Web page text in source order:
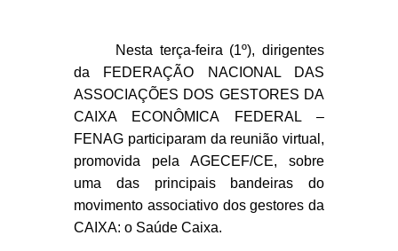
Nesta terça-feira (1º), dirigentes
da FEDERAÇÃO NACIONAL DAS
ASSOCIAÇÕES DOS GESTORES DA
CAIXA ECONÔMICA FEDERAL –
FENAG participaram da reunião virtual,
promovida pela AGECEF/CE, sobre
uma das principais bandeiras do
movimento associativo dos gestores da
CAIXA: o Saúde Caixa.